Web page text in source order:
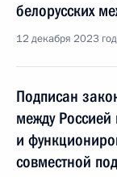
белорусских
12 декабря 2023
Подписан
между Россией
и
совместной